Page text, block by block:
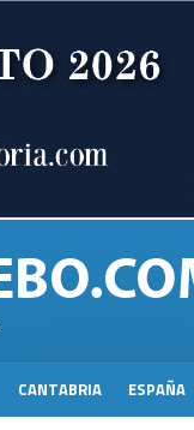
CANTABRIA ESPAÑA